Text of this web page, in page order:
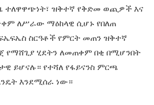
ተለዋዋጭነት፣ ዝቅተኛ የቅድመ ወጪዎች እና
ለሥራው ማዕከላዊ ሲሆኑ የበለጠ
ስርዓቶች የምርት መጠን ዝቅተኛ
የማሸጊያ ሂደትን ለመጠቀም በቂ በሚሆንበት
ይሆናሉ። የተሻለ የፋይናንስ ምርጫ
እንደሚሰራ ነው።